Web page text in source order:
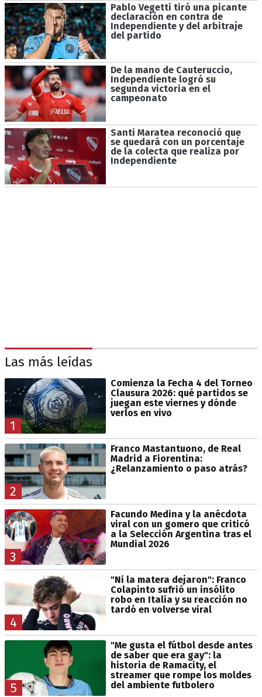
Pablo Vegetti tiró una picante
declaración en contra de
Independiente y del arbitraje
del partido
De la mano de Cauteruccio,
Independiente logró su
segunda victoria en el
campeonato
Santi Maratea reconoció que
se quedará con un porcentaje
de la colecta que realiza por
Independiente
Las más leídas
1
Comienza la Fecha 4 del Torneo
Clausura 2026: qué partidos se
juegan este viernes y dónde
verlos en vivo
2
Franco Mastantuono, de Real
Madrid a Fiorentina:
¿Relanzamiento o paso atrás?
3
Facundo Medina y la anécdota
viral con un gomero que criticó
a la Selección Argentina tras el
Mundial 2026
4
"Ni la matera dejaron": Franco
Colapinto sufrió un insólito
robo en Italia y su reacción no
tardó en volverse viral
5
"Me gusta el fútbol desde antes
de saber que era gay": la
historia de Ramacity, el
streamer que rompe los moldes
del ambiente futbolero